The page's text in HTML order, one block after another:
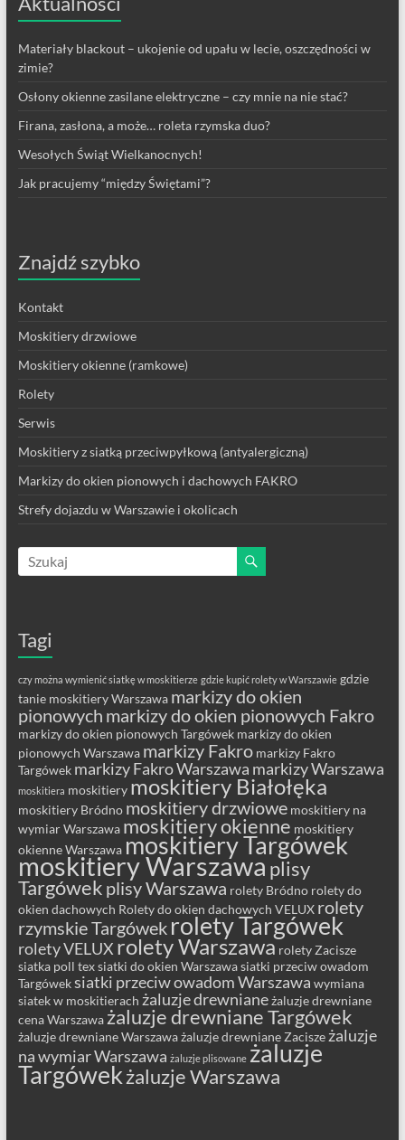
Materiały blackout – ukojenie od upału w lecie, oszczędności w
zimie?
Osłony okienne zasilane elektryczne – czy mnie na nie stać?
Firana, zasłona, a może… roleta rzymska duo?
Wesołych Świąt Wielkanocnych!
Jak pracujemy “między Świętami”?
Znajdź szybko
Kontakt
Moskitiery drzwiowe
Moskitiery okienne (ramkowe)
Rolety
Serwis
Moskitiery z siatką przeciwpyłkową (antyalergiczną)
Markizy do okien pionowych i dachowych FAKRO
Strefy dojazdu w Warszawie i okolicach
Tagi
czy można wymienić siatkę w moskitierze gdzie kupić rolety w Warszawie gdzie
tanie moskitiery Warszawa markizy do okien
pionowych markizy do okien pionowych Fakro
markizy do okien pionowych Targówek markizy do okien
pionowych Warszawa markizy Fakro markizy Fakro
Targówek markizy Fakro Warszawa markizy Warszawa
moskitiera moskitiery moskitiery Białołęka
moskitiery Bródno moskitiery drzwiowe moskitiery na
wymiar Warszawa moskitiery okienne moskitiery
okienne Warszawa moskitiery Targówek
moskitiery Warszawa plisy
Targówek plisy Warszawa rolety Bródno rolety do
okien dachowych Rolety do okien dachowych VELUX rolety
rzymskie Targówek rolety Targówek
rolety VELUX rolety Warszawa rolety Zacisze
siatka poll texsiatki do okien Warszawasiatki przeciw owadom
Targóweksiatki przeciw owadom Warszawa wymiana
siatek w moskitierach żaluzje drewnianeżaluzje drewniane
cena Warszawa żaluzje drewniane Targówek
żaluzje drewniane Warszaważaluzje drewniane Zacisze żaluzje
na wymiar Warszawa żaluzje plisowane żaluzje
Targówekżaluzje Warszawa